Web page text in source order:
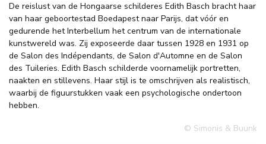
De reislust van de Hongaarse schilderes Edith Basch bracht haar
van haar geboortestad Boedapest naar Parijs, dat vóór en
gedurende het Interbellum het centrum van de internationale
kunstwereld was. Zij exposeerde daar tussen 1928 en 1931 op
de Salon des Indépendants, de Salon d'Automne en de Salon
des Tuileries. Edith Basch schilderde voornamelijk portretten,
naakten en stillevens. Haar stijl is te omschrijven als realistisch,
waarbij de figuurstukken vaak een psychologische ondertoon
hebben.
© Simonis & Buunk